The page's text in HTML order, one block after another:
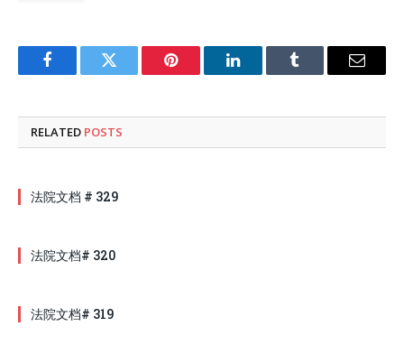
FacebookTwitter Pinterest LinkedInTumblr Email
RELATED POSTS
法院文档 # 329
法院文档# 320
法院文档# 319